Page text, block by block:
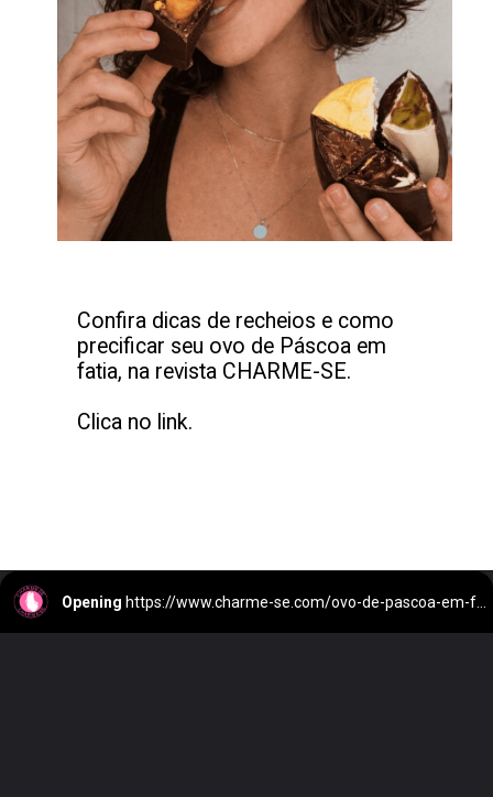
Confira dicas de recheios e como
precificar seu ovo de Páscoa em
fatia, na revista CHARME-SE.
Clica no link.
Opening